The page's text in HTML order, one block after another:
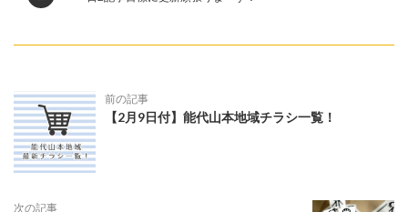
前の記事
【2月9日付】能代山本地域チラシ一覧！
次の記事